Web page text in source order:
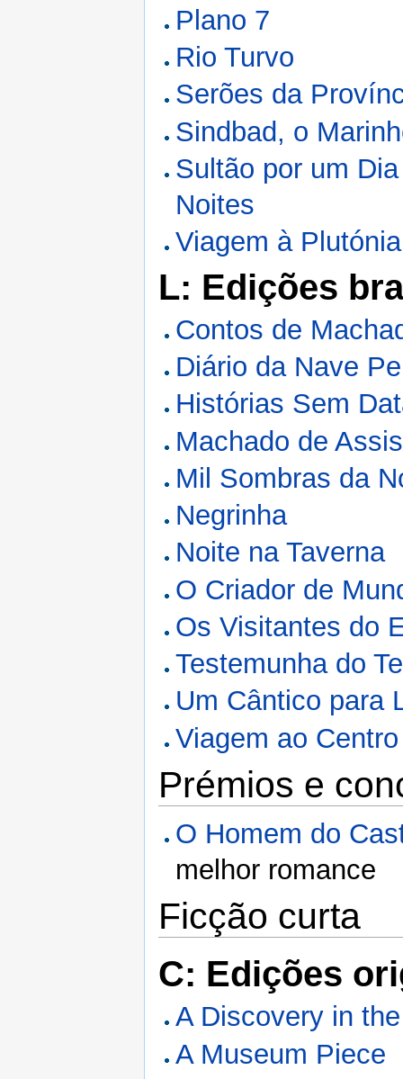
Plano 7
Rio Turvo
Serões da
Sindbad, o
Sultão por um
Noites
Viagem à Plutónia
L: Edições
Contos de
Diário da Nave
Histórias Sem
Machado de
Mil Sombras da
Negrinha
Noite na Taverna
O Criador de
Os Visitantes do
Testemunha do
Um Cântico para
Viagem ao
Prémios e
O Homem do
melhor romance
Ficção curta
C: Edições
A Discovery in
A Museum Piece